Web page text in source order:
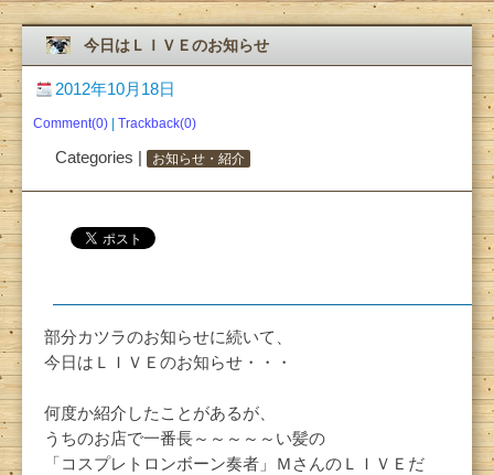
今日はＬＩＶＥのお知らせ
2012年10月18日
Comment(0) Trackback(0)
Categories | お知らせ・紹介
部分カツラのお知らせに続いて、
今日はＬＩＶＥのお知らせ・・・
何度か紹介したことがあるが、
うちのお店で一番長～～～～～い髪の
「コスプレトロンボーン奏者」ＭさんのＬＩＶＥだ